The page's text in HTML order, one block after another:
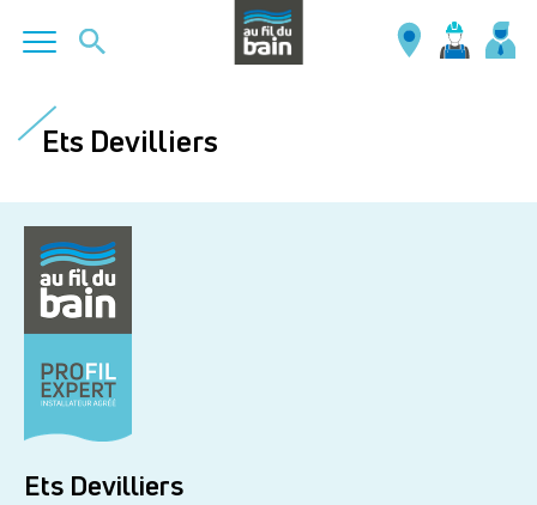
contenuEts Devilliers
Ets Devilliers